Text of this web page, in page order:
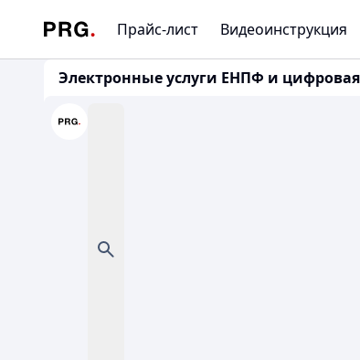
Прайс-лист Видеоинструкция
Электронные услуги ЕНПФ и цифровая